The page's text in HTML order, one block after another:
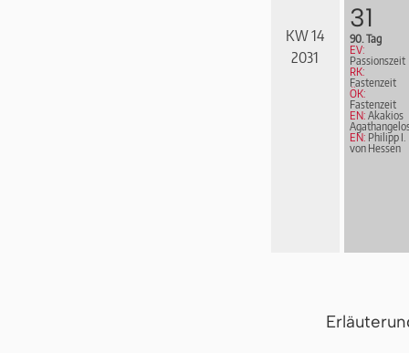
KW 14
2031
31
90. Tag
EV:
Passionszeit
RK:
Fastenzeit
ÖK:
Fastenzeit
EN: Akakios
EN: Philipp I.
von Hessen